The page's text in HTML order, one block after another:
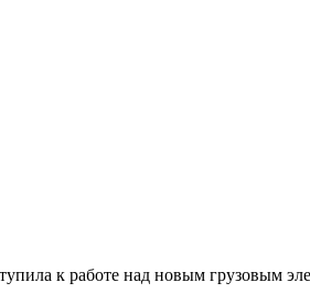
к работе над новым грузовым